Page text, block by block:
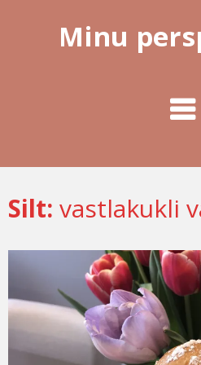
Minu
Silt: vastlakukli